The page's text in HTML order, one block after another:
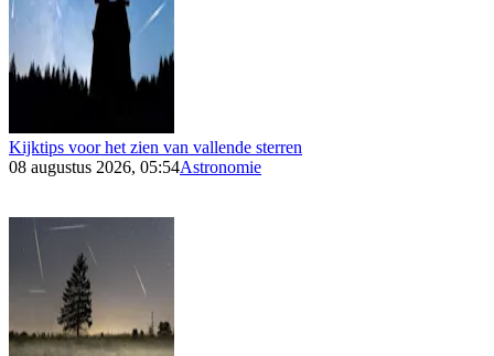
Kijktips voor het zien van vallende sterren
08 augustus 2026, 05:54Astronomie